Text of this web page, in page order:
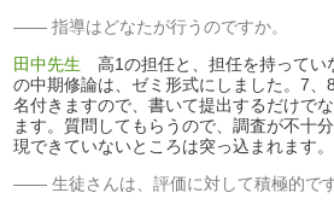
指導はどなたが行うのですか。
田中先生 高1の担任と、担任を持ってい
の中期修論は、ゼミ形式にしました。7、
名付きますので、書いて提出するだけで
ます。質問してもらうので、調査が不十
現できていないところは突っ込まれます。
生徒さんは、評価に対して積極的です